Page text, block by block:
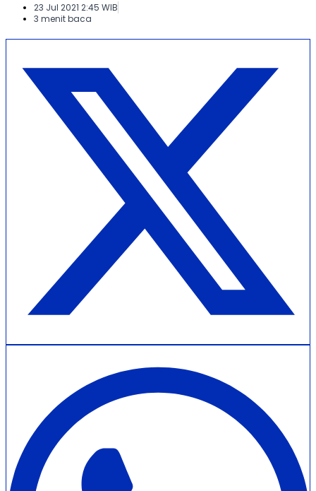
23 Jul 2021 2:45 WIB
3 menit baca